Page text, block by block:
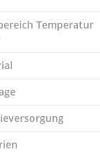
Temperatur